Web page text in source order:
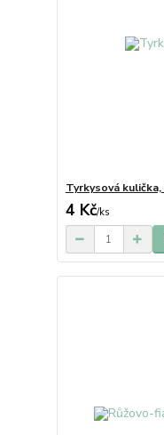
Tyrkysová kulička,
4 Kč/ks